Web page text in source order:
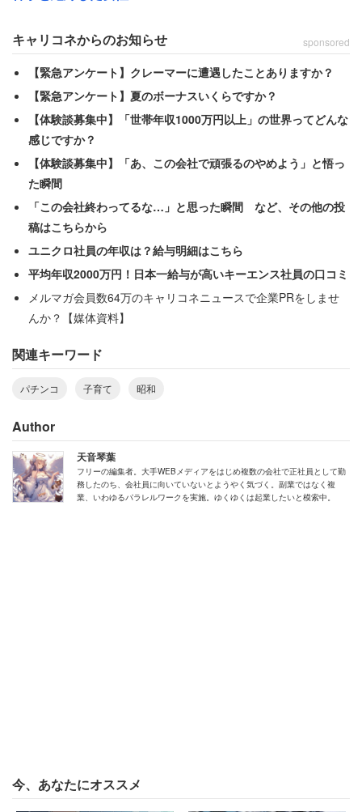
が、毎日（残業）というのは不自然」
怪しんだ女性が夫の同僚に探りを入れたところ、ほとんど
定時で帰っているとわかった。
「問いただすと、『パチンコに行っていた。家事は女の方
が向いてる』と言い出したため、キレて子どもを連れて実
家に帰りました」
すると夫はさすがに反省したのか、土下座して謝ってきた
ため、「許しました」という女性。今度こそ家事や育児を
分担してくれると思っただろう。しかしこれは波乱の幕開
けに過ぎなかった。【後編】へ続く。
キャリコネからのお知らせ sponsored
【緊急アンケート】クレーマーに遭遇したことありますか？
【緊急アンケート】夏のボーナスいくらですか？
【体験談募集中】「世帯年収1000万円以上」の世界ってどんな
感じですか？
【体験談募集中】「あ、この会社で頑張るのやめよう」と悟っ
た瞬間
「この会社終わってるな…」と思った瞬間 など、その他の投
稿はこちらから
ユニクロ社員の年収は？給与明細はこちら
平均年収2000万円！日本一給与が高いキーエンス社員の口コミ
メルマガ会員数64万のキャリコネニュースで企業PRをしませ
んか？【媒体資料】
関連キーワード
パチンコ 子育て 昭和
Author
天音琴葉
フリーの編集者。大手WEBメディアをはじめ複数の会社で正社員として勤
務したのち、会社員に向いていないとようやく気づく。副業ではなく複
業、いわゆるパラレルワークを実施。ゆくゆくは起業したいと模索中。
今、あなたにオススメ